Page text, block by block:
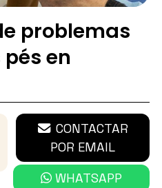
problemas
en
670 632 781
CONTACTAR
POR EMAIL
WHATSAPP